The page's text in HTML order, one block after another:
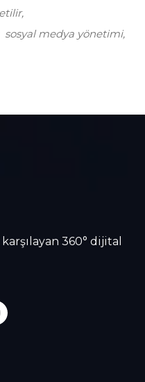
sosyal medya yönetimi
360° dijital